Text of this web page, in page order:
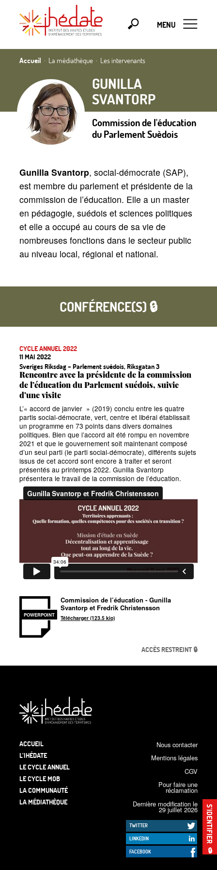
MENU
S’IDENTIFIER
🔒
Accueil La médiathèque Les intervenants
GUNILLA
SVANTORP
Commission de l'éducation
du Parlement Suèdois
Gunilla Svantorp, social-démocrate (SAP),
est membre du parlement et présidente de la
commission de l’éducation. Elle a un master
en pédagogie, suédois et sciences politiques
et elle a occupé au cours de sa vie de
nombreuses fonctions dans le secteur public
au niveau local, régional et national.
CONFÉRENCE(S) 🔒
CYCLE ANNUEL 2022
11 MAI 2022
Sveriges Riksdag– Parlement suédois, Riksgatan 3
Rencontre avec la présidente de la commission
de l’éducation du Parlement suédois, suivie
d’une visite
L’« accord de janvier » (2019) conclu entre les quatre
partis social-démocrate, vert, centre et libéral établissait
un programme en 73 points dans divers domaines
politiques. Bien que l’accord ait été rompu en novembre
2021 et que le gouvernement soit maintenant composé
d’un seul parti (le parti social-démocrate), différents sujets
issus de cet accord sont encore à traiter et seront
présentés au printemps 2022. Gunilla Svantorp
présentera le travail de la commission de l’éducation.
POWERPOINT
Commission de l’éducation - Gunilla
Svantorp et Fredrik Christensson
Télécharger (123.5 kio)
ACCÈS RESTREINT 🔒
ACCUEIL
L’IHÉDATE
LE CYCLE ANNUEL
LE CYCLE MOB
LA COMMUNAUTÉ
LA MÉDIATHÈQUE
Nous contacter
Mentions légales
CGV
Pour faire une
réclamation
Dernière modification le
29 juillet 2026
TWITTER
LINKEDIN
FACEBOOK